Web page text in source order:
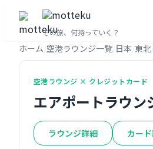
その旅、何持っていく？
ホーム 空港ラウンジ一覧 日本 東北
空港ラウンジ × クレジットカード
エアポートラウ
ラウンジ詳細 カー